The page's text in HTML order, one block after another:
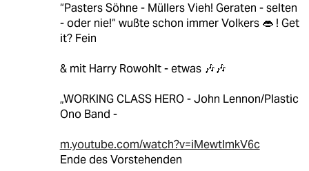
“Pasters Söhne - Müllers Vieh! Geraten - selten
- oder nie!“ wußte schon immer Volkers 👄 ! Get
it? Fein
& mit Harry Rowohlt - etwas 🎶🎶
„WORKING CLASS HERO - John Lennon/Plastic
Ono Band -
m.youtube.com/watch?v=iMewtlmkV6c
Ende des Vorstehenden